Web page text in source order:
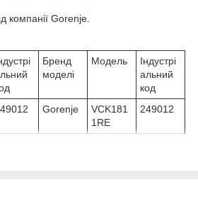
компанії Gorenje.
Бренд
моделі
Модель
Індустрі
альний
код
Gorenje
VCK181
1RE
249012